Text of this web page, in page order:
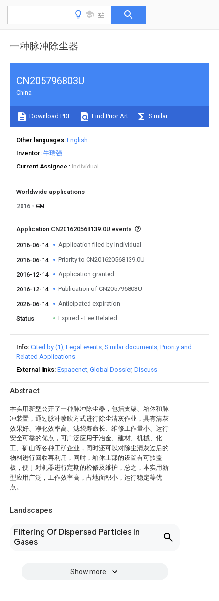
一种脉冲除尘器
Abstract
本实用新型公开了一种脉冲除尘器，包括支架、箱体和脉
冲装置，通过脉冲喷吹方式进行除尘清灰作业，具有清灰
效果好、净化效率高、滤袋寿命长、维修工作量小、运行
安全可靠的优点，可广泛应用于冶金、建材、机械、化
工、矿山等各种工矿企业，同时还可以对除尘清灰过后的
物料进行回收再利用，同时，箱体上部的设置有可掀盖
板，便于对机器进行定期的检修及维护，总之，本实用新
型应用广泛，工作效率高，占地面积小，运行稳定等优
点。
Landscapes
Filtering Of Dispersed Particles In
Gases
Show more
CN205796803U
China
Download PDF Find Prior Art Similar
Other languages English
Inventor 牛瑞强
Current Assignee
Individual
Worldwide applications
2016
CN
Application CN201620568139.0U events
2016-06-14 Application filed by Individual
2016-06-14 Priority to CN201620568139.0U
2016-12-14 Application granted
2016-12-14 Publication of CN205796803U
2026-06-14 Anticipated expiration
Status Expired - Fee Related
Info Cited by (1) Legal events Similar documents Priority and
Related Applications
External links Espacenet Global Dossier Discuss